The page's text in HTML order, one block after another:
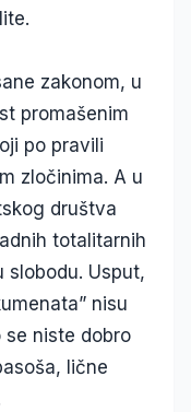
zakonom, u
promašenim
po pravili
zločinima. A u
društva
totalitarnih
slobodu. Usput,
nisu
se niste dobro
lične